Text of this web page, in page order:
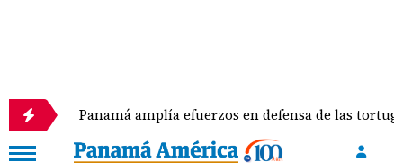
Panamá amplía efuerzos en defensa de las tortugas